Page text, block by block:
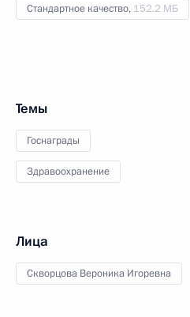
Стандартное качество, 152.2 МБ
Темы
Госнаграды
Здравоохранение
Лица
Скворцова Вероника Игоревна